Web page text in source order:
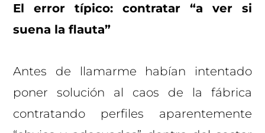
El error típico: contratar “a ver si
suena la flauta”
Antes de llamarme habían intentado
poner solución al caos de la fábrica
contratando perfiles aparentemente